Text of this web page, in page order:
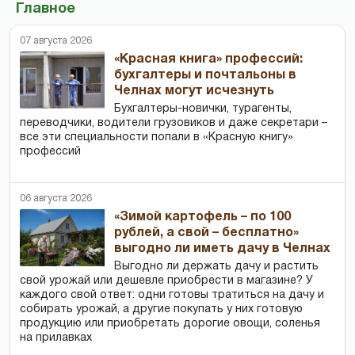
Главное
07 августа 2026
«Красная книга» профессий:
бухгалтеры и почтальоны в
Челнах могут исчезнуть
Бухгалтеры-новички, тур­агенты,
переводчики, водители грузовиков и даже секретари –
все эти специальности попали в «Красную книгу»
профессий
06 августа 2026
«Зимой картофель – по 100
рублей, а свой – бесплатно»
выгодно ли иметь дачу в Челнах
Выгодно ли держать дачу и растить
свой урожай или дешевле приобрести в магазине? У
каждого свой ответ: одни готовы тратиться на дачу и
собирать урожай, а другие покупать у них готовую
продукцию или приобретать дорогие овощи, соленья
на прилавках